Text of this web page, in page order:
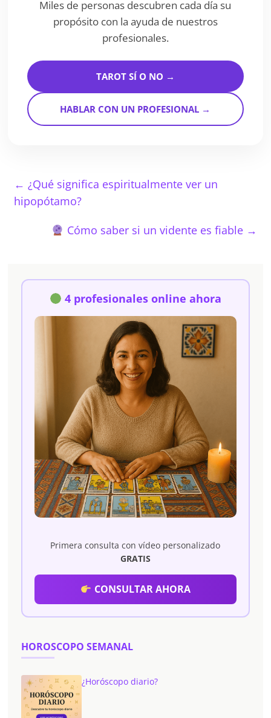
Miles de personas descubren cada día su
propósito con la ayuda de nuestros
profesionales.
TAROT SÍ O NO →
HABLAR CON UN PROFESIONAL →
← ¿Qué significa espiritualmente ver un
hipopótamo?
Cómo saber si un vidente es fiable →
4 profesionales online ahora
Primera consulta con vídeo personalizado
GRATIS
CONSULTAR AHORA
HOROSCOPO SEMANAL
¿Horóscopo diario?